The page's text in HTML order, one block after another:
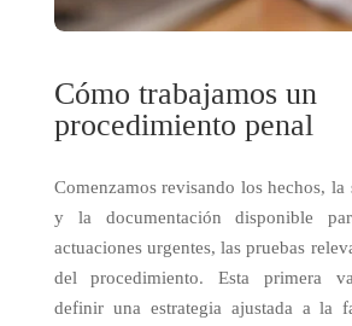
Cómo trabajamos un
procedimiento penal
Comenzamos revisando los hechos, la
y la documentación disponible
actuaciones urgentes, las pruebas
del procedimiento. Esta primera
definir una estrategia ajustada a la